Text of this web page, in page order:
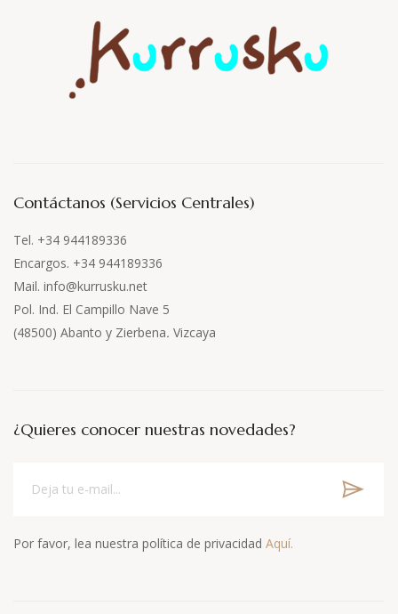
Contáctanos (Servicios Centrales)
Tel. +34 944189336
Encargos. +34 944189336
Mail. info@kurrusku.net
Pol. Ind. El Campillo Nave 5
(48500) Abanto y Zierbena. Vizcaya
¿Quieres conocer nuestras novedades?
Por favor, lea nuestra política de privacidad Aquí.